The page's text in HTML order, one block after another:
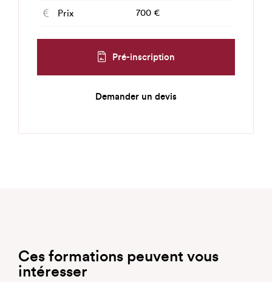
Prix 700 €
Pré-inscription
Demander un devis
Ces formations peuvent vous
intéresser